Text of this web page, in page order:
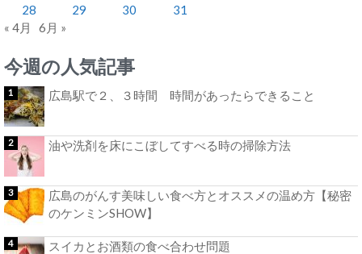
28
29 30
31
« 4月
6月 »
今週の人気記事
広島駅で２、３時間 時間があったらできること
油や洗剤を床にこぼしてすべる時の掃除方法
広島のがんす美味しい食べ方とオススメの温め方【秘密
のケンミンSHOW】
スイカとお酒類の食べ合わせ問題